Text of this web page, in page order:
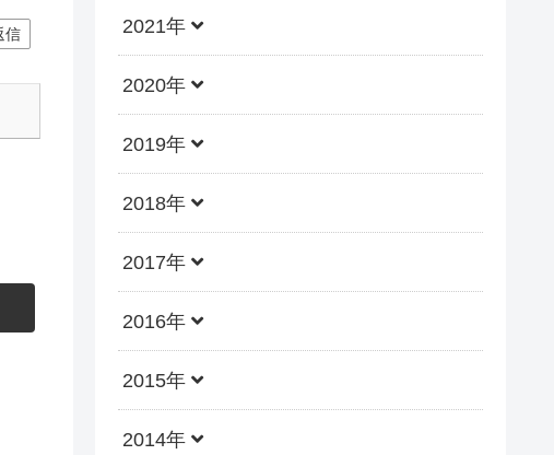
信 2021年
2020年
2019年
2018年
2017年
2016年
2015年
2014年